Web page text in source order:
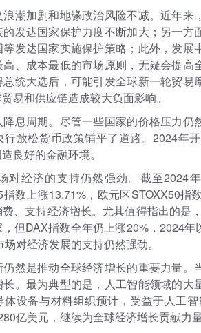
潮加剧和地缘政治风险不减。近年
发达国家保护力度不断加大；另一
发达国家实施保护策略；此外，发
、成本最低的市场原则，无疑会提高
统大选后，可能引发全球新一轮贸
易和供应链造成较大负面影响。
降息周期。尽管一些国家的价格压力
行放松货币政策铺平了道路。2024年
良好的金融环境。
对经济的支持仍然强劲。截至2024
数上涨13.71%，欧元区STOXX50指
、支持经济增长。尤其值得指出的是
但DAX指数全年仍上涨20%，2024
对经济发展的支持仍然强劲。
仍然是推动全球经济增长的重要力量
。最为典型的是，人工智能领域的
体设备与材料组织预计，受益于人工
亿美元，继续为全球经济增长贡献力量